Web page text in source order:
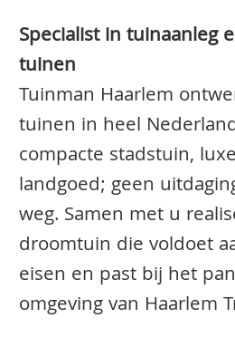
Specialist in tuinaanleg
tuinen
Tuinman Haarlem
tuinen in heel
compacte stadstuin,
landgoed; geen
weg. Samen met u
droomtuin die voldoet
eisen en past bij het
omgeving van Haarlem